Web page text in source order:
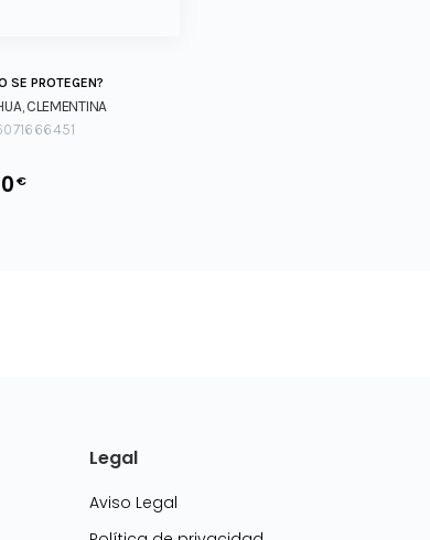
SE PROTEGEN?
CLEMENTINA
€
Legal
Aviso Legal